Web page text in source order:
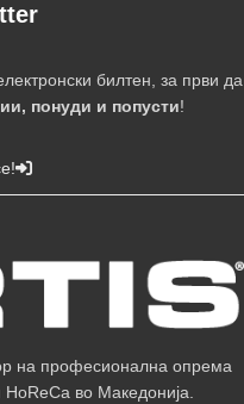
билтен, за први да
понуди и попусти!
на професионална опрема
во Македонија.